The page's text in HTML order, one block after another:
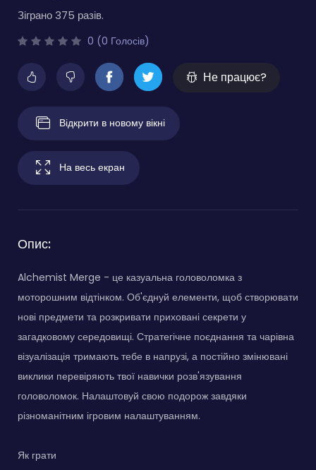
Зіграно 375 разів.
0 (0 Голосів)
Не працює?
Відкрити в новому вікні
На весь екран
Опис:
Alchemist Merge - це казуальна головоломка з
моторошним відтінком. Об'єднуй елементи, щоб створювати
нові предмети та розкривати приховані секрети у
загадковому середовищі. Стратегічне поєднання та чарівна
візуалізація тримають тебе в напрузі, а постійно змінювані
виклики перевіряють твої навички розв'язування
головоломок. Налаштовуй свою подорож завдяки
різноманітним ігровим налаштуванням.
Як грати